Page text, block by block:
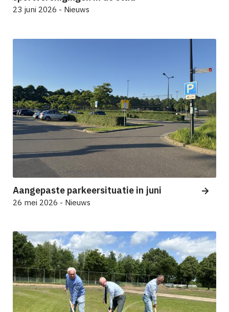
23 juni 2026 - Nieuws
Aangepaste parkeersituatie in juni
26 mei 2026 - Nieuws